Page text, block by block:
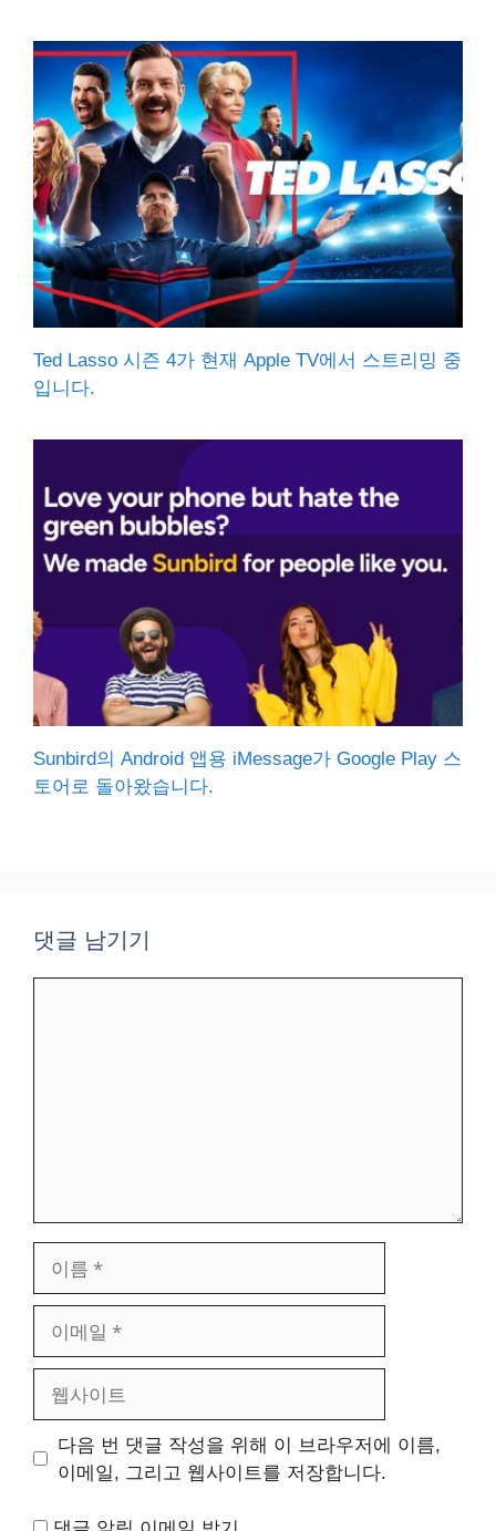
Ted Lasso 시즌 4가 현재 Apple TV에서 스트리밍 중
입니다.
Sunbird의 Android 앱용 iMessage가 Google Play 스
토어로 돌아왔습니다.
댓글 남기기
일
트
다음 번 댓글 작성을 위해 이 브라우저에 이름,
이메일, 그리고 웹사이트를 저장합니다.